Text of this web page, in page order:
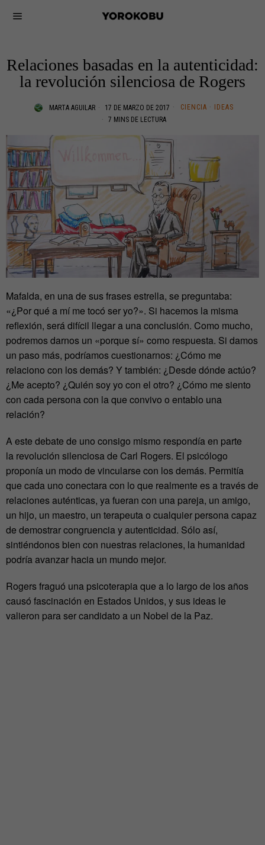
Relaciones basadas en la autenticidad:
la revolución silenciosa de Rogers
MARTA AGUILAR 17 DE MARZO DE 2017 CIENCIA ·
IDEAS
7 MINS DE LECTURA
Mafalda, en una de sus frases estrella, se preguntaba:
«¿Por qué a mí me tocó ser yo?». Si hacemos la misma
reflexión, será difícil llegar a una conclusión. Como mucho,
podremos darnos un «porque sí» como respuesta. Si damos
un paso más, podríamos cuestionarnos: ¿Cómo me
relaciono con los demás? Y también: ¿Desde dónde actúo?
¿Me acepto? ¿Quién soy yo con el otro? ¿Cómo me siento
con cada persona con la que convivo o entablo una
relación?
A este debate de uno consigo mismo respondía en parte
la revolución silenciosa de Carl Rogers. El psicólogo
proponía un modo de vincularse con los demás. Permitía
que cada uno conectara con lo que realmente es a través de
relaciones auténticas, ya fueran con una pareja, un amigo,
un hijo, un maestro, un terapeuta o cualquier persona capaz
de demostrar congruencia y autenticidad. Sólo así,
sintiéndonos bien con nuestras relaciones, la humanidad
podría avanzar hacia un mundo mejor.
Rogers fraguó una psicoterapia que a lo largo de los años
causó fascinación en Estados Unidos, y sus ideas le
valieron para ser candidato a un Nobel de la Paz.